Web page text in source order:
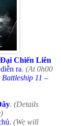
Chiến Liên
ra. (At 0h00
11 –
. (Details
)
. (We will